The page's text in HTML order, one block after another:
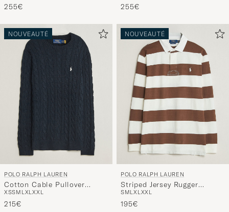
255€ 255€
NOUVEAUTÉ
POLO RALPH LAUREN
Cotton Cable Pullover
Hunter Navy
XSSM LXLXXL
215€
NOUVEAUTÉ
POLO RALPH LAUREN
Striped Jersey Rugger
Cream/Brown
SMLXLXXL
195€